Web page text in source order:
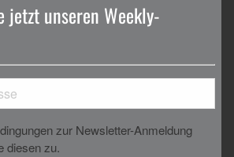
jetzt unseren Weekly-
zur Newsletter-Anmeldung
diesen zu.